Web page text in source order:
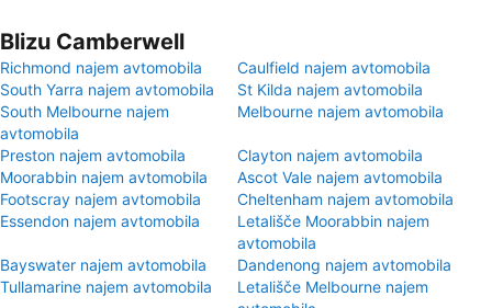
Blizu Camberwell
Richmond najem avtomobila
Caulfield najem avtomobila
South Yarra najem avtomobila
St Kilda najem avtomobila
South Melbourne najem
avtomobila
Melbourne najem avtomobila
Preston najem avtomobila
Clayton najem avtomobila
Moorabbin najem avtomobila
Ascot Vale najem avtomobila
Footscray najem avtomobila
Cheltenham najem avtomobila
Essendon najem avtomobila
Letališče Moorabbin najem
avtomobila
Bayswater najem avtomobila
Dandenong najem avtomobila
Tullamarine najem avtomobila
Letališče Melbourne najem